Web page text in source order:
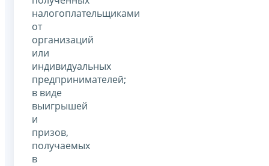
налогоплательщиками
от
организаций
или
индивидуальных
предпринимателей;
в виде
выигрышей
и
призов,
получаемых
в